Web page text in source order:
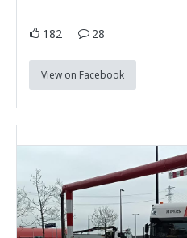
182 28
View on Facebook